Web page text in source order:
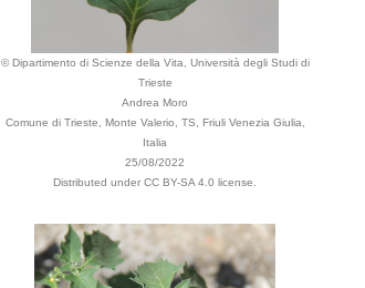
© Dipartimento di Scienze della Vita, Università degli Studi di
Trieste
Andrea Moro
Comune di Trieste, Monte Valerio, TS, Friuli Venezia Giulia,
Italia
25/08/2022
Distributed under CC BY-SA 4.0 license.